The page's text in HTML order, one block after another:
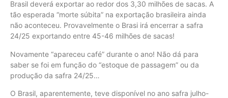
Brasil deverá exportar ao redor dos 3,30 milhões de sacas. A
tão esperada “morte súbita” na exportação brasileira ainda
não aconteceu. Provavelmente o Brasi irá encerrar a safra
24/25 exportando entre 45-46 milhões de sacas!
Novamente “apareceu café” durante o ano! Não dá para
saber se foi em função do “estoque de passagem” ou da
produção da safra 24/25…
O Brasil, aparentemente, teve disponível no ano safra julho-